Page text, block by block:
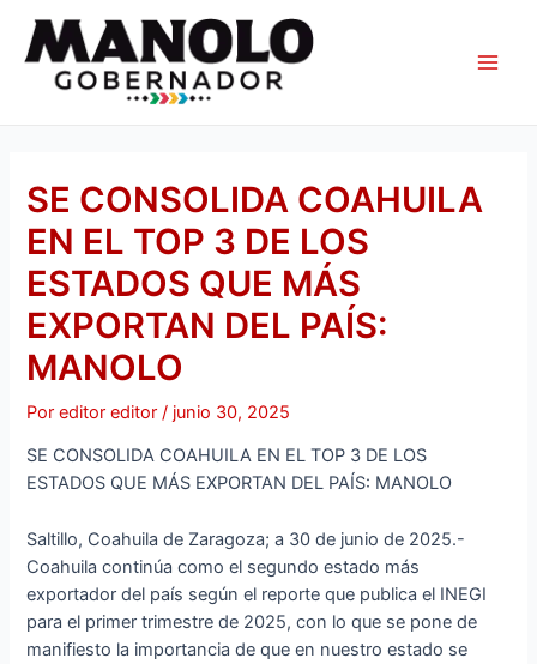
contenido
SE CONSOLIDA COAHUILA
EN EL TOP 3 DE LOS
ESTADOS QUE MÁS
EXPORTAN DEL PAÍS:
MANOLO
Poreditor editor/ junio 30, 2025
SE CONSOLIDA COAHUILA EN EL TOP 3 DE LOS
ESTADOS QUE MÁS EXPORTAN DEL PAÍS: MANOLO
Saltillo, Coahuila de Zaragoza; a 30 de junio de 2025.-
Coahuila continúa como el segundo estado más
exportador del país según el reporte que publica el INEGI
para el primer trimestre de 2025, con lo que se pone de
manifiesto la importancia de que en nuestro estado se
de
entradas